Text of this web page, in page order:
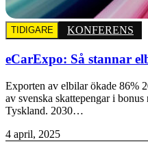
TIDIGARE KONFERENS
eCarExpo: Så stannar
Exporten av elbilar ökade 86%
av svenska skattepengar i
Tyskland. 2030…
4 april, 2025